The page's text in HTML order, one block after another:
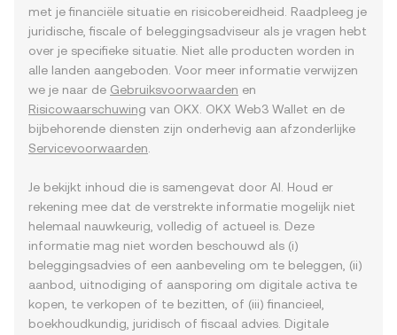
met je financiële situatie en risicobereidheid. Raadpleeg je
juridische, fiscale of beleggingsadviseur als je vragen hebt
over je specifieke situatie. Niet alle producten worden in
alle landen aangeboden. Voor meer informatie verwijzen
we je naar de Gebruiksvoorwaarden en
Risicowaarschuwing van OKX. OKX Web3 Wallet en de
bijbehorende diensten zijn onderhevig aan afzonderlijke
Servicevoorwaarden
Je bekijkt inhoud die is samengevat door AI. Houd er
rekening mee dat de verstrekte informatie mogelijk niet
helemaal nauwkeurig, volledig of actueel is. Deze
informatie mag niet worden beschouwd als (i)
beleggingsadvies of een aanbeveling om te beleggen, (ii)
aanbod, uitnodiging of aansporing om digitale activa te
kopen, te verkopen of te bezitten, of (iii) financieel,
boekhoudkundig, juridisch of fiscaal advies. Digitale